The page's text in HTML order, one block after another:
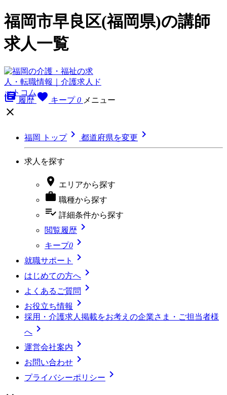
福岡市早良区(福岡県)の講師
求人一覧
library_books 履歴 favorite キープ 0 メニュー

福岡 トップ 都道府県を変更 
求人を探す
 エリアから探す
 職種から探す
playlist_add_check 詳細条件から探す
閲覧履歴 
キープ0 
就職サポート 
はじめての方へ 
よくあるご質問 
お役立ち情報 
採用・介護求人掲載をお考えの企業さま・ご担当者様
へ 
運営会社案内 
お問い合わせ 
プライバシーポリシー 